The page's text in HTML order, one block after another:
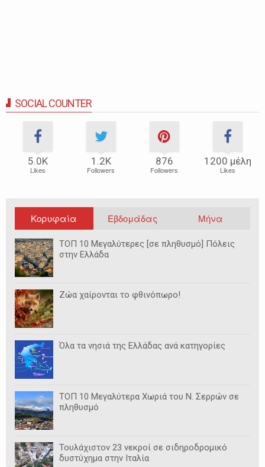
SOCIAL COUNTER
5.0Κ
Likes
1.2Κ
Followers
876
Followers
1200 μέλη
Likes
Κορυφαία Εβδομάδας Μήνα
ΤΟΠ 10 Μεγαλύτερες [σε πληθυσμό] Πόλεις
στην Ελλάδα
Ζώα χαίρονται το φθινόπωρο!
Όλα τα νησιά της Ελλάδας ανά κατηγορίες
ΤΟΠ 10 Μεγαλύτερα Χωριά του Ν. Σερρών σε
πληθυσμό
Τουλάχιστον 23 νεκροί σε σιδηροδρομικό
δυστύχημα στην Ιταλία